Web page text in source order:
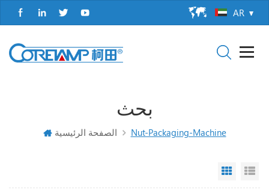
AR
بحث
الصفحة الرئيسية Nut-Packaging-Machine
Grid